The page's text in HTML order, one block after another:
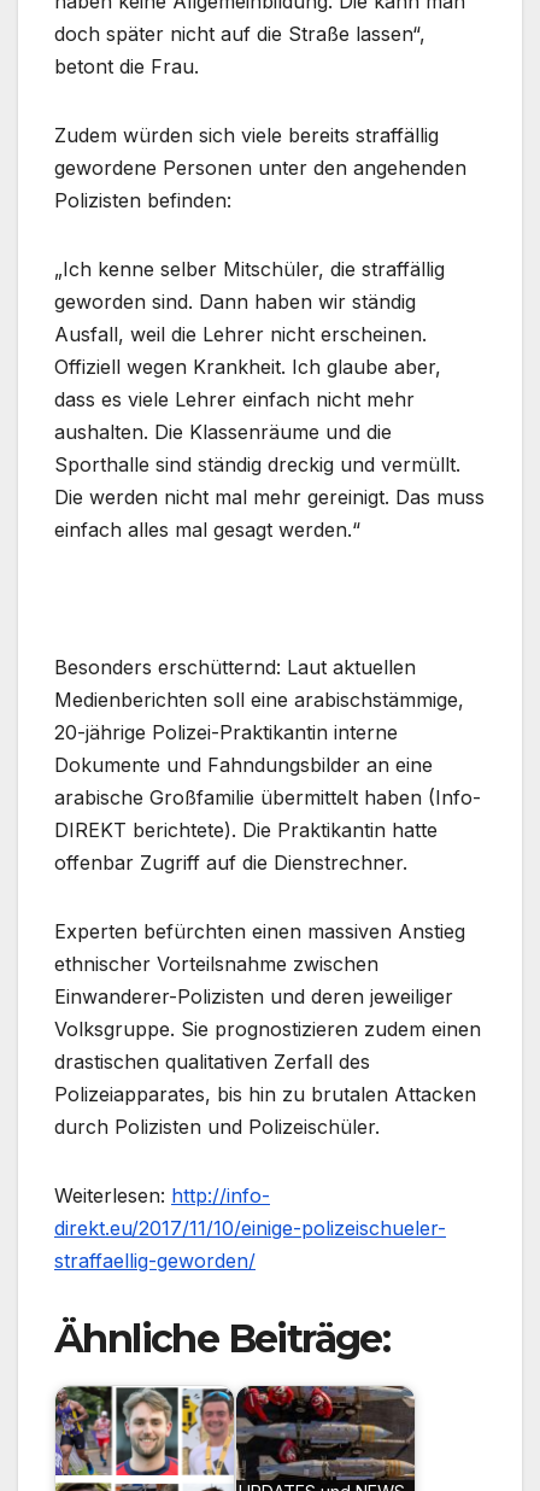
doch später nicht auf die Straße lassen“,
betont die Frau.
Zudem würden sich viele bereits straffällig
gewordene Personen unter den angehenden
Polizisten befinden:
„Ich kenne selber Mitschüler, die straffällig
geworden sind. Dann haben wir ständig
Ausfall, weil die Lehrer nicht erscheinen.
Offiziell wegen Krankheit. Ich glaube aber,
dass es viele Lehrer einfach nicht mehr
aushalten. Die Klassenräume und die
Sporthalle sind ständig dreckig und vermüllt.
Die werden nicht mal mehr gereinigt. Das muss
einfach alles mal gesagt werden.“
Besonders erschütternd: Laut aktuellen
Medienberichten soll eine arabischstämmige,
20-jährige Polizei-Praktikantin interne
Dokumente und Fahndungsbilder an eine
arabische Großfamilie übermittelt haben (Info-
DIREKT berichtete). Die Praktikantin hatte
offenbar Zugriff auf die Dienstrechner.
Experten befürchten einen massiven Anstieg
ethnischer Vorteilsnahme zwischen
Einwanderer-Polizisten und deren jeweiliger
Volksgruppe. Sie prognostizieren zudem einen
drastischen qualitativen Zerfall des
Polizeiapparates, bis hin zu brutalen Attacken
durch Polizisten und Polizeischüler.
Weiterlesen: http://info-
direkt.eu/2017/11/10/einige-polizeischueler-
straffaellig-geworden/
Ähnliche Beiträge: